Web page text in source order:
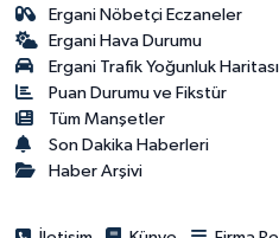
Ergani Nöbetçi Eczaneler
Ergani Hava Durumu
Ergani Trafik Yoğunluk Haritası
Puan Durumu ve Fikstür
Tüm Manşetler
Son Dakika Haberleri
Haber Arşivi